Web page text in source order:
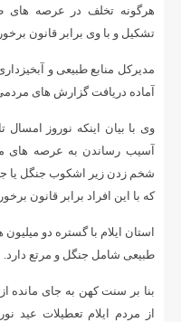
هرگونه تخلف در عرصه های
تشکیل و با وی برابر قانون
آماده دریافت گزارش های
وی با بیان اینکه نوروز
آسیب رساندن به عرصه های
شخم زدن زیر اشکوب جنگل یا
که با این افراد برابر قانون
طبیعی شامل جنگل و مرتع دارد.
بنا بر سنت کهن به جای مانده
از مردم ایلام تعطیلات عید